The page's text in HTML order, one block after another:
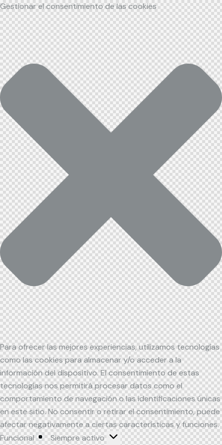
Gestionar el consentimiento de las cookies
Para ofrecer las mejores experiencias, utilizamos tecnologías
como las cookies para almacenar y/o acceder a la
información del dispositivo. El consentimiento de estas
tecnologías nos permitirá procesar datos como el
comportamiento de navegación o las identificaciones únicas
en este sitio. No consentir o retirar el consentimiento, puede
afectar negativamente a ciertas características y funciones.
Funcional
Siempre activo